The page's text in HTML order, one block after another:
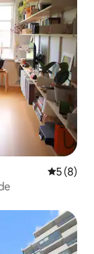
Vidutinis
5 (8)